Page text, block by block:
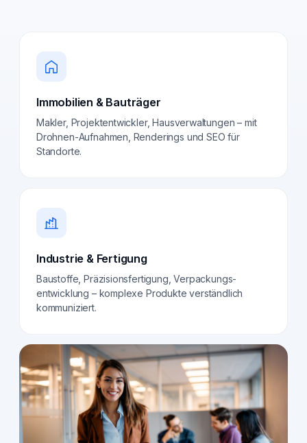
Immobilien & Bauträger
Makler, Projektentwickler, Hausverwaltungen – mit
Drohnen-Aufnahmen, Renderings und SEO für
Standorte.
Industrie & Fertigung
Baustoffe, Präzisionsfertigung, Verpackungs­
entwicklung – komplexe Produkte verständlich
kommuniziert.